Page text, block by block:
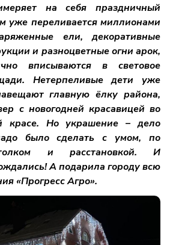
на себя праздничный
уже переливается миллионами
ели, декоративные
и разноцветные огни арок,
вписываются в световое
Нетерпеливые дети уже
главную ёлку района,
с новогодней красавицей во
красе. Но украшение – дело
было сделать с умом, по
и расстановкой. И
А подарила городу всю
«Прогресс Агро».